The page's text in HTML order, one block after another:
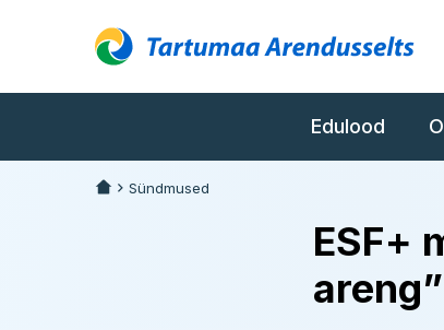
Edulood
Sündmused
ESF+